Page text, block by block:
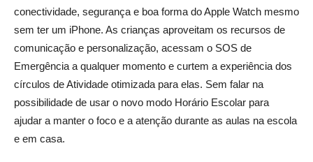
conectividade, segurança e boa forma do Apple Watch mesmo
sem ter um iPhone. As crianças aproveitam os recursos de
comunicação e personalização, acessam o SOS de
Emergência a qualquer momento e curtem a experiência dos
círculos de Atividade otimizada para elas. Sem falar na
possibilidade de usar o novo modo Horário Escolar para
ajudar a manter o foco e a atenção durante as aulas na escola
e em casa.